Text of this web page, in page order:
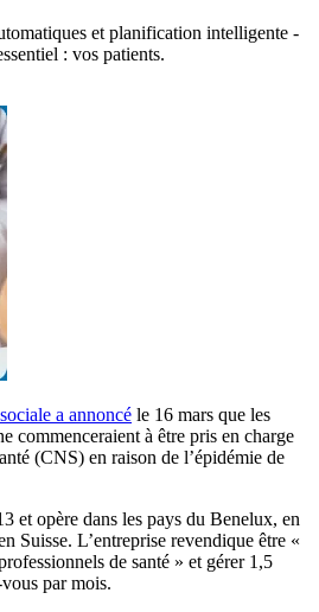
et planification intelligente -
: vos patients.
a annoncé le 16 mars que les
commenceraient à être pris en charge
(CNS) en raison de l’épidémie de
et opère dans les pays du Benelux, en
Suisse. L’entreprise revendique être «
de santé » et gérer 1,5
par mois.